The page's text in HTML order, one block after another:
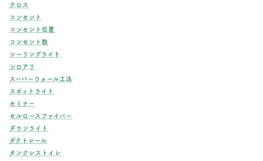
クロス
コンセント
コンセント位置
コンセント数
シーリングライト
シロアリ
スーパーウォール工法
スポットライト
セミナー
セルロースファイバー
ダウンライト
ダクトレール
タンクレストイレ